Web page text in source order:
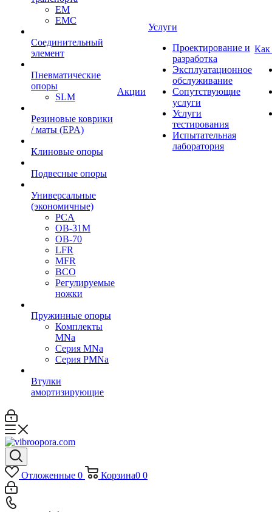
EM
EMC
Cоединительный
элемент
Пневматические
опоры
SLM
Резиновые коврики
/ маты (EPA)
Клиновые опоры
Подвесные опоры
Универсальные
(экономичные)
PCA
ОВ-31М
OB-70
LFR
MFR
ВСО
Регулируемые
ножки
Пружинные опоры
Комплекты
MNa
Серия MNa
Серия PMNa
Втулки
амортизирующие
Акции
Услуги
Проектирование и
разработка
Эксплуатационное
обслуживание
Сопутствующие
услуги
Услуги
тестирования
Испытательная
лаборатория
Как
Отложенные 0 Корзина0 0